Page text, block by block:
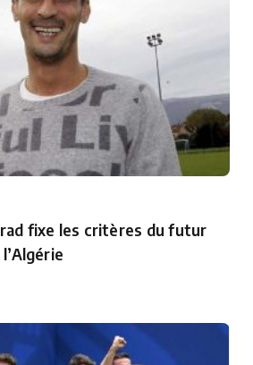
fixe les critères du futur